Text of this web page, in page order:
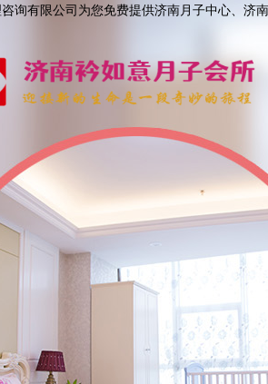
询有限公司为您免费提供济南月子中心、济